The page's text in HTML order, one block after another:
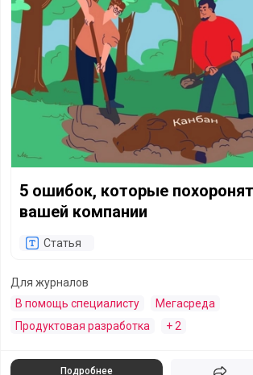
5 ошибок, которые
вашей компании
Статья
Для журналов
В помощь специалисту
Мегасреда
Продуктовая разработка
+ 2
Подробнее